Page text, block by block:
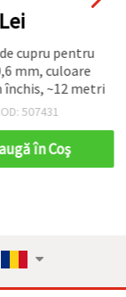
cupru pentru
mm, culoare
închis, ~12 metri
507431
în Coş